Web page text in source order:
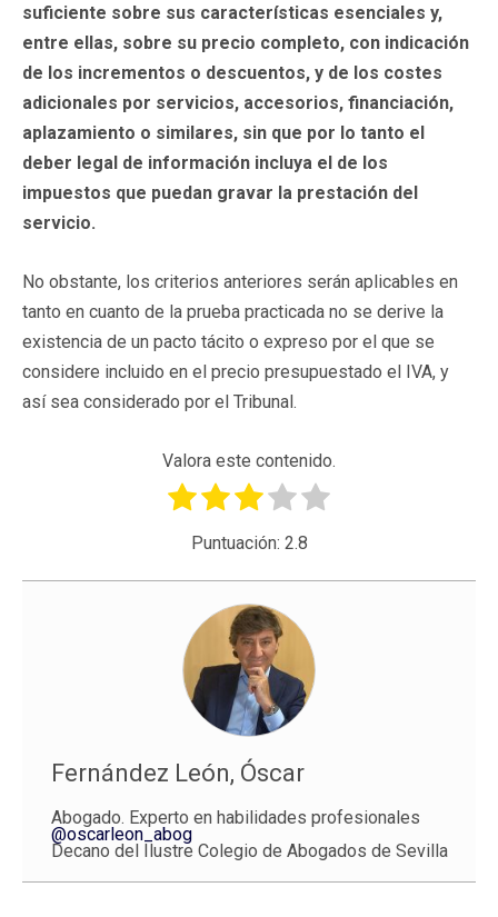
suficiente sobre sus características esenciales y,
entre ellas, sobre su precio completo, con indicación
de los incrementos o descuentos, y de los costes
adicionales por servicios, accesorios, financiación,
aplazamiento o similares, sin que por lo tanto el
deber legal de información incluya el de los
impuestos que puedan gravar la prestación del
servicio.
No obstante, los criterios anteriores serán aplicables en
tanto en cuanto de la prueba practicada no se derive la
existencia de un pacto tácito o expreso por el que se
considere incluido en el precio presupuestado el IVA, y
así sea considerado por el Tribunal.
Valora este contenido.
Puntuación: 2.8
Fernández León, Óscar
Abogado. Experto en habilidades profesionales
@oscarleon_abog
Decano del Ilustre Colegio de Abogados de Sevilla